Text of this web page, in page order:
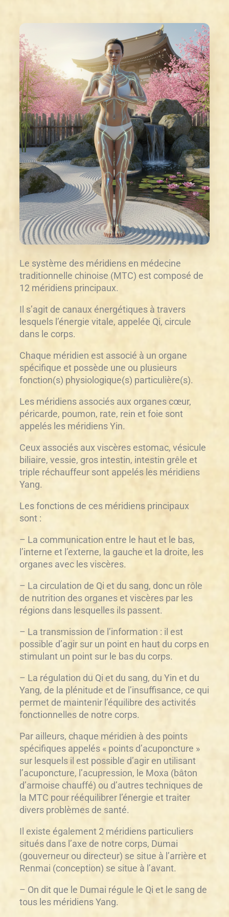
Le système des méridiens en médecine
traditionnelle chinoise (MTC) est composé de
12 méridiens principaux.
Il s’agit de canaux énergétiques à travers
lesquels l’énergie vitale, appelée Qi, circule
dans le corps.
Chaque méridien est associé à un organe
spécifique et possède une ou plusieurs
fonction(s) physiologique(s) particulière(s).
Les méridiens associés aux organes cœur,
péricarde, poumon, rate, rein et foie sont
appelés les méridiens Yin.
Ceux associés aux viscères estomac, vésicule
biliaire, vessie, gros intestin, intestin grêle et
triple réchauffeur sont appelés les méridiens
Yang.
Les fonctions de ces méridiens principaux
sont :
– La communication entre le haut et le bas,
l’interne et l’externe, la gauche et la droite, les
organes avec les viscères.
– La circulation de Qi et du sang, donc un rôle
de nutrition des organes et viscères par les
régions dans lesquelles ils passent.
– La transmission de l’information : il est
possible d’agir sur un point en haut du corps en
stimulant un point sur le bas du corps.
– La régulation du Qi et du sang, du Yin et du
Yang, de la plénitude et de l’insuffisance, ce qui
permet de maintenir l’équilibre des activités
fonctionnelles de notre corps.
Par ailleurs, chaque méridien à des points
spécifiques appelés « points d’acuponcture »
sur lesquels il est possible d’agir en utilisant
l’acuponcture, l’acupression, le Moxa (bâton
d’armoise chauffé) ou d’autres techniques de
la MTC pour rééquilibrer l’énergie et traiter
divers problèmes de santé.
Il existe également 2 méridiens particuliers
situés dans l’axe de notre corps, Dumai
(gouverneur ou directeur) se situe à l’arrière et
Renmai (conception) se situe à l’avant.
– On dit que le Dumai régule le Qi et le sang de
tous les méridiens Yang.